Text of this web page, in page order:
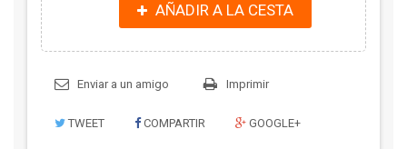
AÑADIR A LA CESTA
Enviar a un amigo Imprimir
TWEET COMPARTIR GOOGLE+